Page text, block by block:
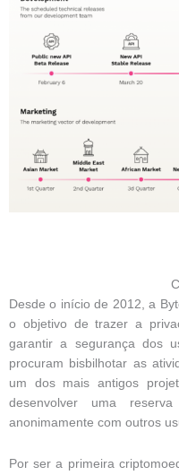
Desde o início de 2012, a
o objetivo de trazer a
garantir a segurança dos
procuram bisbilhotar as
um dos mais antigos
desenvolver uma
anonimamente com outros
Por ser a primeira